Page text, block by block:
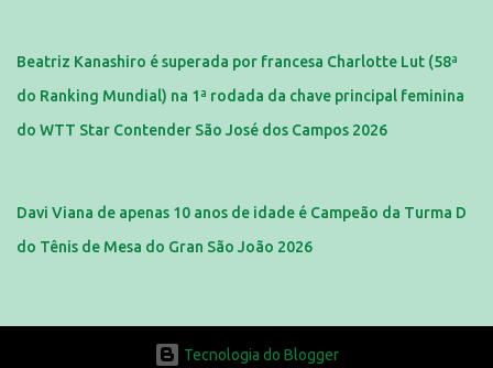
Beatriz Kanashiro é superada por francesa Charlotte Lut (58ª
do Ranking Mundial) na 1ª rodada da chave principal feminina
do WTT Star Contender São José dos Campos 2026
Davi Viana de apenas 10 anos de idade é Campeão da Turma D
do Tênis de Mesa do Gran São João 2026
Tecnologia do Blogger